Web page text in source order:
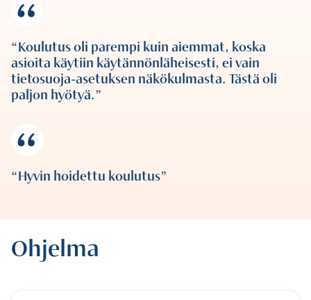
Koulutus oli parempi kuin aiemmat, koska
asioita käytiin käytännönläheisesti, ei vain
tietosuoja-asetuksen näkökulmasta. Tästä oli
paljon hyötyä.
Hyvin hoidettu koulutus
Ohjelma